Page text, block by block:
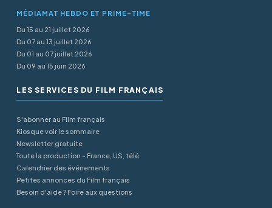
MÉDIAMAT HEBDO ET PRIME-TIME
Du 15 au 21 juillet 2026
Du 07 au 13 juillet 2026
Du 01 au 07 juillet 2026
Du 09 au 15 juin 2026
LES SERVICES DU FILM FRANÇAIS
S'abonner au Film français
Kiosque voir le sommaire
Newsletter gratuite
Toute la production - France, US, télé
Calendrier des événements
Petites annonces du Film français
Besoin d'aide ? Foire aux questions